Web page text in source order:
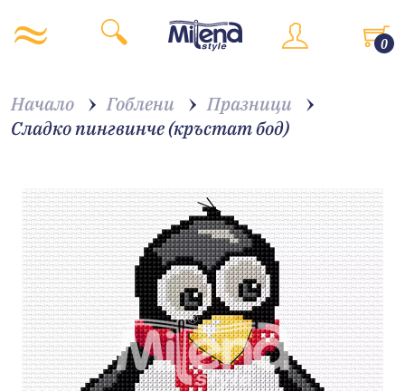
0
Начало Гоблени
Празници
Сладко пингвинче (кръстат бод)